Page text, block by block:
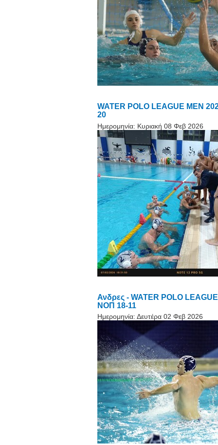
WATER POLO LEAGUE MEN
20
Ημερομηνία: Κυριακή 08 Φεβ 2026
Ανδρες - WATER POLO
ΝΟΠ 18-11
Ημερομηνία: Δευτέρα 02 Φεβ 2026